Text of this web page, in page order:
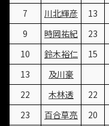
7
川北輝彦 13
9
時岡祐紀 23
10
鈴木裕仁 15
13
及川豪
22
木林透 22
23
百合草亮 20